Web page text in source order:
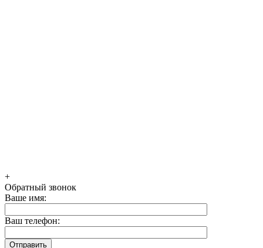
+
Обратный звонок
Ваше имя:
Ваш телефон: